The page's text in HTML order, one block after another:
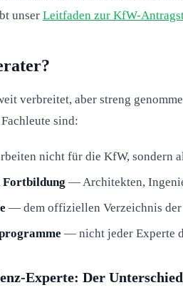
unser Leitfaden zur KfW-
verbreitet, aber streng
sind:
nicht für die KfW, sondern
Fortbildung — Architekten,
— dem offiziellen Verzeichnis der
— nicht jeder Experte
Experte: Der Unterschied